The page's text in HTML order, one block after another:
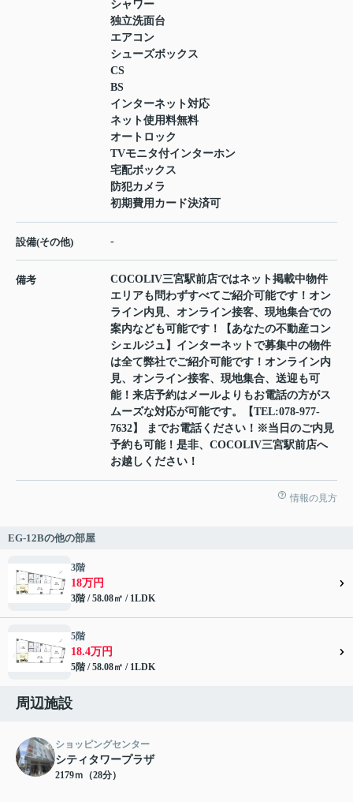
シャワー
独立洗面台
エアコン
シューズボックス
CS
BS
インターネット対応
ネット使用料無料
オートロック
TVモニタ付インターホン
宅配ボックス
防犯カメラ
初期費用カード決済可
設備(その他) -
備考
COCOLIV三宮駅前店ではネット掲載中物件
エリアも問わずすべてご紹介可能です！オン
ライン内見、オンライン接客、現地集合での
案内なども可能です！【あなたの不動産コン
シェルジュ】インターネットで募集中の物件
は全て弊社でご紹介可能です！オンライン内
見、オンライン接客、現地集合、送迎も可
能！来店予約はメールよりもお電話の方がス
ムーズな対応が可能です。【TEL:078-977-
7632】 までお電話ください！※当日のご内見
予約も可能！是非、COCOLIV三宮駅前店へ
お越しください！
情報の見方
EG-12Bの他の部屋
3階
18万円
3階 / 58.08㎡ / 1LDK
5階
18.4万円
5階 / 58.08㎡ / 1LDK
周辺施設
ショッピングセンター
シティタワープラザ
2179ｍ（28分）